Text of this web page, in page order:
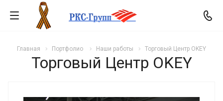
Главная Портфолио Наши работы Торговый Центр OKEY
Торговый Центр OKEY